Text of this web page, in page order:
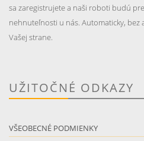
sa zaregistrujete a naši roboti budú
nehnuteľnosti u nás. Automaticky, bez
Vašej strane.
UŽITOČNÉ ODKAZY
VŠEOBECNÉ PODMIENKY